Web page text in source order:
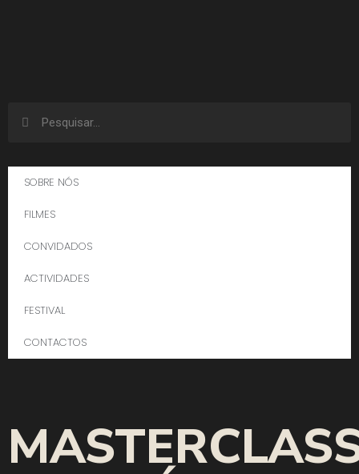
SOBRE NÓS
FILMES
CONVIDADOS
ACTIVIDADES
FESTIVAL
CONTACTOS